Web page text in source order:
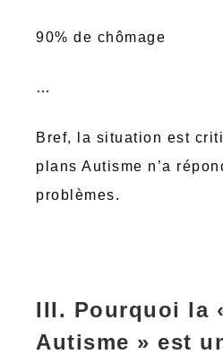
90% de chômage
…
Bref, la situation est
plans Autisme n’a
problèmes.
III. Pourquoi la
Autisme » est